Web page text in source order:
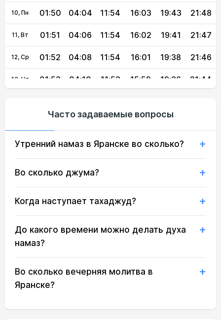
10, Пн 01:50 04:04 11:54 16:03 19:43 21:48
11, Вт 01:51 04:06 11:54 16:02 19:41 21:47
12, Ср 01:52 04:08 11:54 16:01 19:38 21:46
13, Чт 01:53 04:10 11:53 15:59 19:36 21:44
16, Вс 01:55 04:16 11:53 15:56 19:28 21:40
17, Пн 01:56 04:18 21:39
01:57 04:20 11:52 15:53 19:23 21:38
20, Чт 01:59 04:25 11:52 15:50 19:18 21:35
21, Пт 02:00 04:27 11:52 15:49 19:16 21:32
02:01 04:29
Часто задаваемые вопросы
Утренний намаз в Яранске во сколько?
Во сколько джума?
Когда наступает тахаджуд?
До какого времени можно делать духа
намаз?
Во сколько вечерняя молитва в
Яранске?